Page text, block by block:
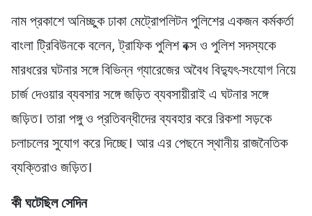
নাম প্রকাশে অনিচ্ছুক ঢাকা মেট্রোপলিটন পুলিশের একজন কর্মকর্তা
বাংলা ট্রিবিউনকে বলেন, ট্রাফিক পুলিশ বক্স ও পুলিশ সদস্যকে
মারধরের ঘটনার সঙ্গে বিভিন্ন গ্যারেজের অবৈধ বিদ্যুৎ-সংযোগ নিয়ে
চার্জ দেওয়ার ব্যবসার সঙ্গে জড়িত ব্যবসায়ীরাই এ ঘটনার সঙ্গে
জড়িত। তারা পঙ্গু ও প্রতিবন্ধীদের ব্যবহার করে রিকশা সড়কে
চলাচলের সুযোগ করে দিচ্ছে। আর এর পেছনে স্থানীয় রাজনৈতিক
ব্যক্তিরাও জড়িত।
কী ঘটেছিল সেদিন